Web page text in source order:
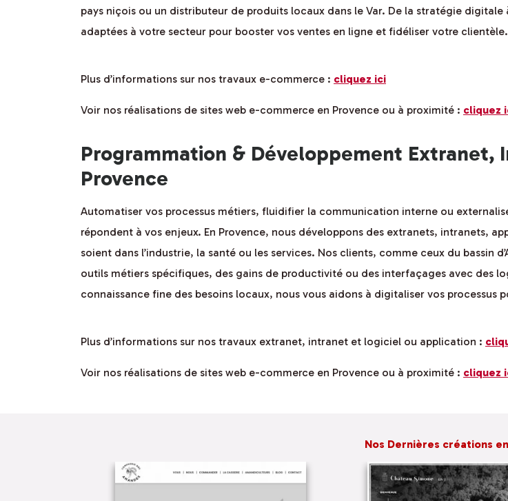
pays niçois ou un distributeur de produits locaux dans le Var. De la stratégie
adaptées à votre secteur pour booster vos ventes en ligne et fidéliser votre clientèle.
Plus d’informations sur nos travaux e-commerce : cliquez ici
Voir nos réalisations de sites web e-commerce en Provence ou à proximité : cliquez
Programmation & Développement Extranet,
Provence
Automatiser vos processus métiers, fluidifier la communication interne ou
répondent à vos enjeux. En Provence, nous développons des extranets, intranets,
soient dans l’industrie, la santé ou les services. Nos clients, comme ceux du bassin
outils métiers spécifiques, des gains de productivité ou des interfaçages avec des
connaissance fine des besoins locaux, nous vous aidons à digitaliser vos
Plus d’informations sur nos travaux extranet, intranet et logiciel ou application :
Voir nos réalisations de sites web e-commerce en Provence ou à proximité : cliquez
Nos Dernières créations